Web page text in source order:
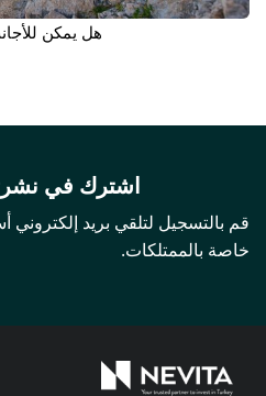
هل يمكن
اشترك في
قم بالتسجيل لتلقي بريد إلكتروني
خاصة بالممتلكات.